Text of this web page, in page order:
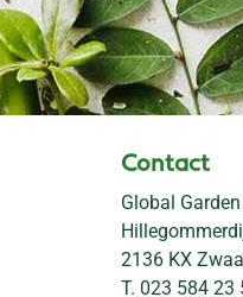
Contact
Global Garden
2136 KX
T. 023 584 23